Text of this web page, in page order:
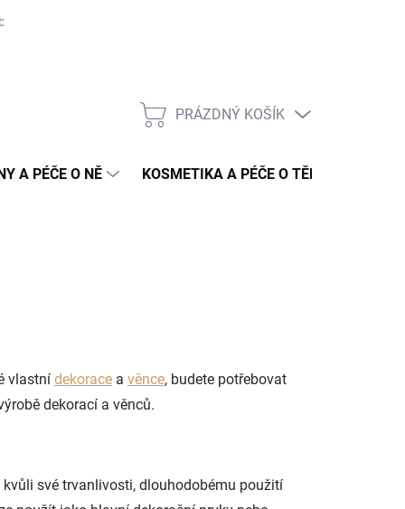
údajů
NÁKUPNÍ
PRÁZDNÝ KOŠÍK
A PÉČE O NĚ KOSMETIKA A PÉČE O TĚLO
vlastní dekorace a věnce, budete potřebovat
dekorací a věnců.
své trvanlivosti, dlouhodobému použití